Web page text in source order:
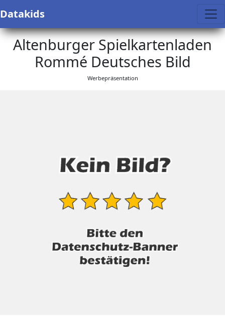
Datakids
Altenburger Spielkartenladen
Rommé Deutsches Bild
Werbepräsentation